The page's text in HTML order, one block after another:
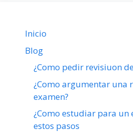
Inicio
Blog
¿Como pedir revisiuon
¿Como argumentar una
examen?
¿Como estudiar para un
estos pasos